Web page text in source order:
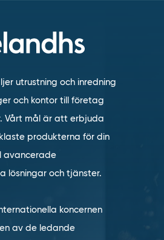
utrustning och inredning
och kontor till företag
Vårt mål är att erbjuda
produkterna för din
avancerade
lösningar och tjänster.
koncernen
en av de ledande